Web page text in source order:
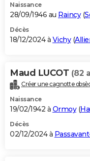
Naissance
28/09/1946 au Raincy(
Décès
18/12/2024 à Vichy(
Maud LUCOT (82
Créer une cagnotte
Naissance
19/02/1942 à Ormoy(
Décès
02/12/2024 à